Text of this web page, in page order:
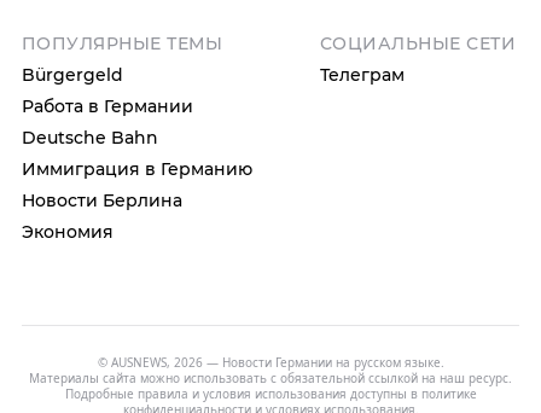
ПОПУЛЯРНЫЕ ТЕМЫ
Bürgergeld
Работа в Германии
Deutsche Bahn
Иммиграция в Германию
Новости Берлина
Экономия
СОЦИАЛЬНЫЕ СЕТИ
Телеграм
© AUSNEWS, 2026 — Новости Германии на русском языке.
Материалы сайта можно использовать с обязательной ссылкой на наш ресурс.
Подробные правила и условия использования доступны в политике